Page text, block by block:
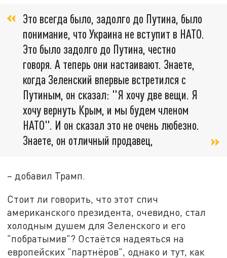
Это всегда было, задолго до Путина, было
понимание, что Украина не вступит в НАТО.
Это было задолго до Путина, честно
говоря. А теперь они настаивают. Знаете,
когда Зеленский впервые встретился с
Путиным, он сказал: "Я хочу две вещи. Я
хочу вернуть Крым, и мы будем членом
НАТО". И он сказал это не очень любезно.
Знаете, он отличный продавец,
– добавил Трамп.
Стоит ли говорить, что этот спич
американского президента, очевидно, стал
холодным душем для Зеленского и его
"побратымив"? Остаётся надеяться на
европейских "партнёров", однако и тут, как